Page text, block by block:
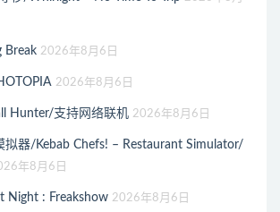
Break 2026年8月6日
2026年8月6日
Hunter/支持网络联机 2026年8月6日
拟器/Kebab Chefs! – Restaurant Simulator/
年8月6日
Night : Freakshow 2026年8月6日